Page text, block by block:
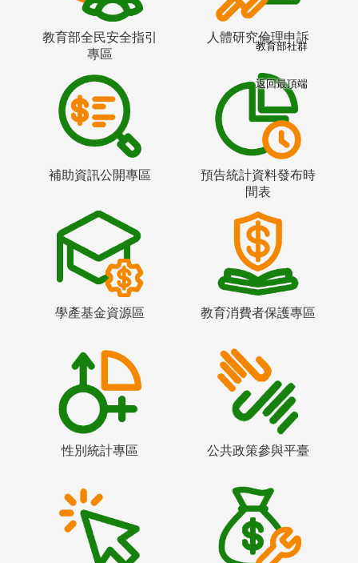
教育部全民安全指引
專區
人體研究倫理申訴
補助資訊公開專區
預告統計資料發布時
間表
學產基金資源區 教育消費者保護專區
性別統計專區 公共政策參與平臺
教育部社群
返回最頂端